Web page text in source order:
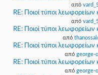
από
RE: Ποιοί τύποι
από
RE: Ποιοί τύποι
από
RE: Ποιοί τύποι
από george-
RE: Ποιοί τύποι
από george-